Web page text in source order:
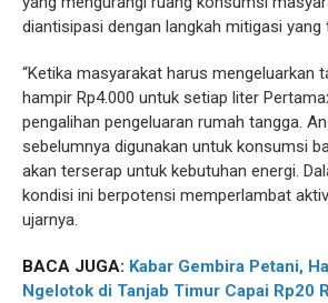
diantisipasi dengan langkah mitigasi yang
“Ketika masyarakat harus mengeluarkan
hampir Rp4.000 untuk setiap liter
pengalihan pengeluaran rumah tangga.
sebelumnya digunakan untuk konsumsi
akan terserap untuk kebutuhan energi.
kondisi ini berpotensi memperlambat
ujarnya.
BACA JUGA: Kabar Gembira Petani,
Ngelotok di Tanjab Timur Capai Rp20